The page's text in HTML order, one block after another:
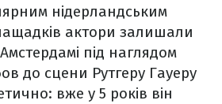
нідерландським
актори залишали
під наглядом
до сцени Рутгеру Гауеру
вже у 5 років він